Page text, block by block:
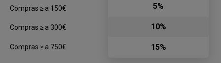
Compras ≥ a 150€
Compras ≥ a 300€
Compras ≥ a 750€
5%
10%
15%